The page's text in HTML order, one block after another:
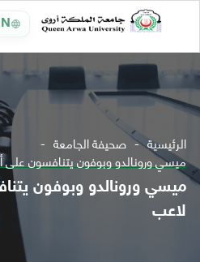
الرئيسية صحيفة الجامعة
ميسي ورونالدو وبوفون يتنافسون
ميسي ورونالدو وبوفون
لاعب